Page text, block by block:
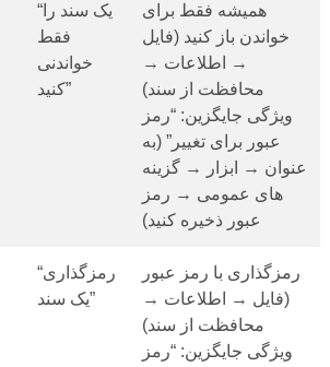
“یک سند را
فقط
خواندنی
کنید”
همیشه فقط برای
خواندن باز کنید (فایل
→ اطلاعات →
محافظت از سند)
ویژگی جایگزین: “رمز
عبور برای تغییر” (به
عنوان → ابزار → گزینه
های عمومی → رمز
عبور ذخیره کنید)
“رمزگذاری
یک سند”
رمزگذاری با رمز عبور
(فایل → اطلاعات →
محافظت از سند)
ویژگی جایگزین: “رمز